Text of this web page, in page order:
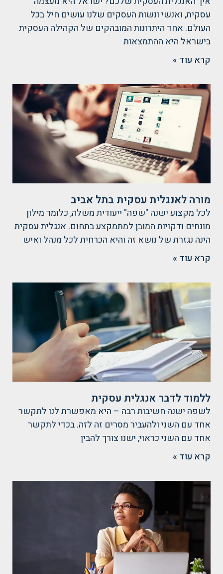
עסקית, ואנשי ונשות העסקים שלנו עושים חיל בכל
העולם. אחד היתרונות המובהקים של הקהילה העסקית
בישראל היא ההתמצאות
קרא עוד »
מורה לאנגלית עסקית בתל אביב
לכל מקצוע ישנה "שפה" ייעודית משלה, כלומר מילון
מונחים ודקויות המובן למתמקצע בתחום. אנגלית עסקית
הינה נגזרת של נושא זה והיא הכרחית לכל מנהל ואיש
קרא עוד »
ללמוד לדבר אנגלית עסקית
לשפה ישנה חשיבות רבה – היא מאפשרת לנו לתקשר
אחד עם השני ולהעביר מסרים זה לזה. בכדי לתקשר
אחד עם השני כראוי, ישנו צורך להבין
קרא עוד »